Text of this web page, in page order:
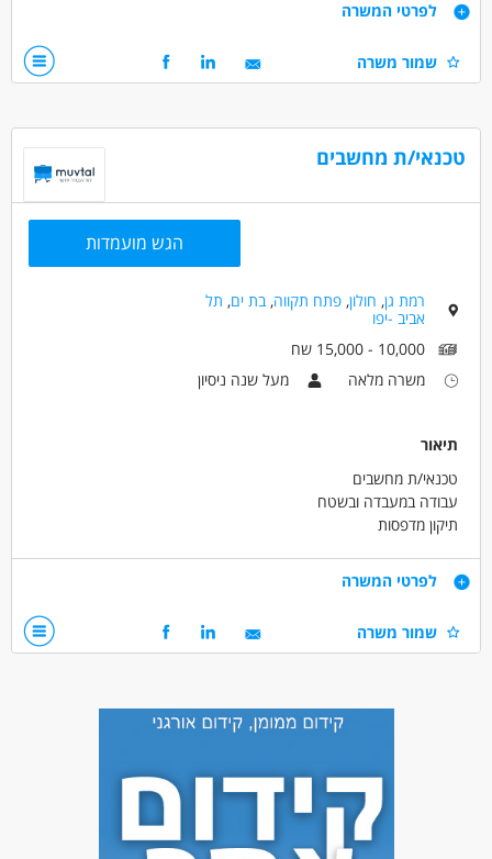
דרישות
תואר ראשון בהנדסת תעו"נ- מערכות מידע -חובה
ניסיון מעשי של שנה ומעלה ביישום פריוריטי מחברות הנדסה
מחשבים ותוכנה - מנהל/ת מערכות מידע
משרה מלאה
לפרטי המשרה
שמור משרה
טכנאי/ת מחשבים
הגש מועמדות
רמת גן, חולון,פתח תקווה,בת ים, תל
אביב -יפו
10,000 - 15,000 שח
משרה מלאה
מעל שנה ניסיון
תיאור
טכנאי/ת מחשבים
עבודה במעבדה ובשטח
תיקון מדפסות
דרישות
זמינות למשרה באזור מרכז
משרה מלאה 5 ימים
מחשבים ותוכנה - טכנאי/ת מדפסות
מחשבים ותוכנה - טכנאי/ת מחשבים
מחשבים ותוכנה - תשתיות מחשוב
לפרטי המשרה
שמור משרה